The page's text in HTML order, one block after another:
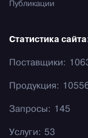
Публикации
Статистика
Поставщики:
Продукция:
Запросы: 145
Услуги: 53